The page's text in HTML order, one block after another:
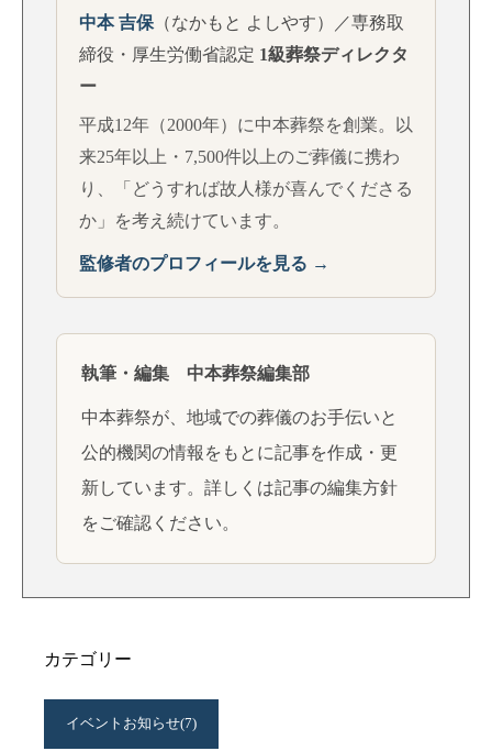
中本 吉保 （なかもと よしやす）／専務取
締役・厚生労働省認定 1級葬祭ディレクタ
ー
平成12年（2000年）に中本葬祭を創業。以
来25年以上・7,500件以上のご葬儀に携わ
り、「どうすれば故人様が喜んでくださる
か」を考え続けています。
監修者のプロフィールを見る →
執筆・編集 中本葬祭編集部
中本葬祭が、地域での葬儀のお手伝いと
公的機関の情報をもとに記事を作成・更
新しています。詳しくは記事の編集方針
をご確認ください。
カテゴリー
イベントお知らせ(7)